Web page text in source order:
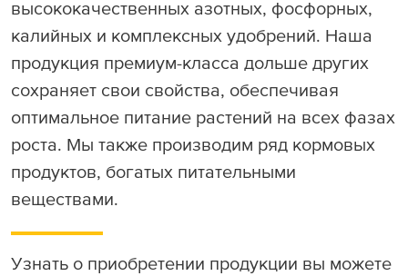
Контакты HR
Наш бренд
Мы в социальных сетях
Продажи
Минеральные удобрения
Промышленная и кормовая продукция
Раскрытие информации
высококачественных азотных, фосфорных,
калийных и комплексных удобрений. Наша
продукция премиум-класса дольше других
сохраняет свои свойства, обеспечивая
оптимальное питание растений на всех фазах
роста. Мы также производим ряд кормовых
продуктов, богатых питательными
веществами.
Узнать о приобретении продукции вы можете